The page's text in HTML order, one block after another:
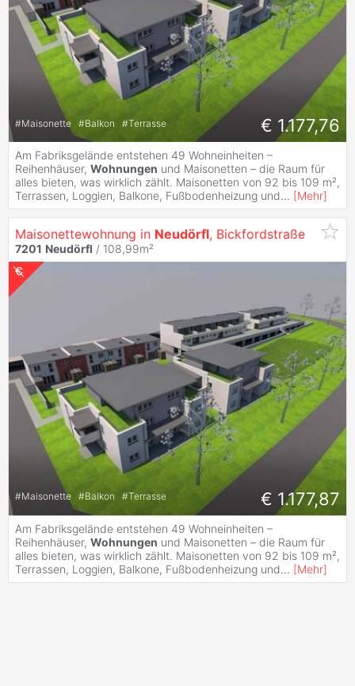
#Maisonette #Balkon #Terrasse € 1.177,76
Am Fabriksgelände entstehen 49 Wohneinheiten –
Reihenhäuser, Wohnungen und Maisonetten – die Raum für
alles bieten, was wirklich zählt. Maisonetten von 92 bis 109 m²,
Terrassen, Loggien, Balkone, Fußbodenheizung und... [Mehr]
Maisonettewohnung in Neudörfl, Bickfordstraße
7201 Neudörfl / 108,99m²
#Maisonette #Balkon #Terrasse € 1.177,87
Am Fabriksgelände entstehen 49 Wohneinheiten –
Reihenhäuser, Wohnungen und Maisonetten – die Raum für
alles bieten, was wirklich zählt. Maisonetten von 92 bis 109 m²,
Terrassen, Loggien, Balkone, Fußbodenheizung und... [Mehr]